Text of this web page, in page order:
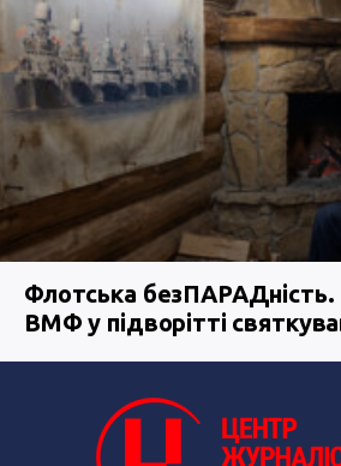
Флотська безПАРАДність.
ВМФ у підворітті